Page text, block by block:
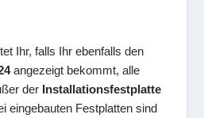
Ihr, falls Ihr ebenfalls den
angezeigt bekommt, alle
der Installationsfestplatte
eingebauten Festplatten sind